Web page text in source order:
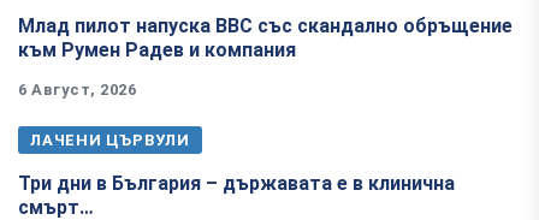
Млад пилот напуска ВВС със скандално обръщение
към Румен Радев и компания
6 Август, 2026
ЛАЧЕНИ ЦЪРВУЛИ
Три дни в България – държавата е в клинична
смърт…